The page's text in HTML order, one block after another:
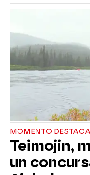
MOMENTO
Teimojin,
un